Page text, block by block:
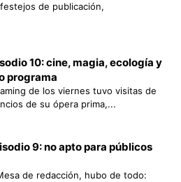
de publicación,
10: cine, magia, ecología y
programa
de los viernes tuvo visitas de
de su ópera prima,...
9: no apto para públicos
de redacción, hubo de todo: